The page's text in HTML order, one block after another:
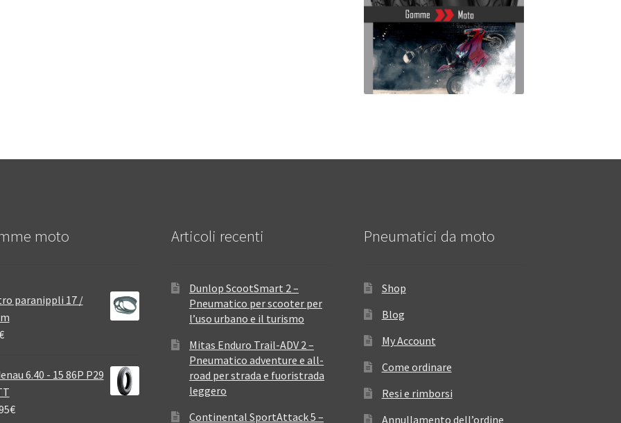
moto
paranippli 17 /
6.40 - 15 86P P29
€
Articoli recenti
Dunlop ScootSmart 2 –
Pneumatico per scooter per
l’uso urbano e il turismo
Mitas Enduro Trail-ADV 2 –
Pneumatico adventure e all-
road per strada e fuoristrada
leggero
Continental SportAttack 5 –
Pneumatici da moto
Shop
Blog
My Account
Come ordinare
Resi e rimborsi
Annullamento dell’ordine